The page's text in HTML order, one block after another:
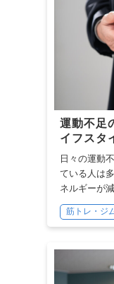
運動不足
イフスタ
日々の運動
ている人は
ネルギーが
筋トレ・ジ